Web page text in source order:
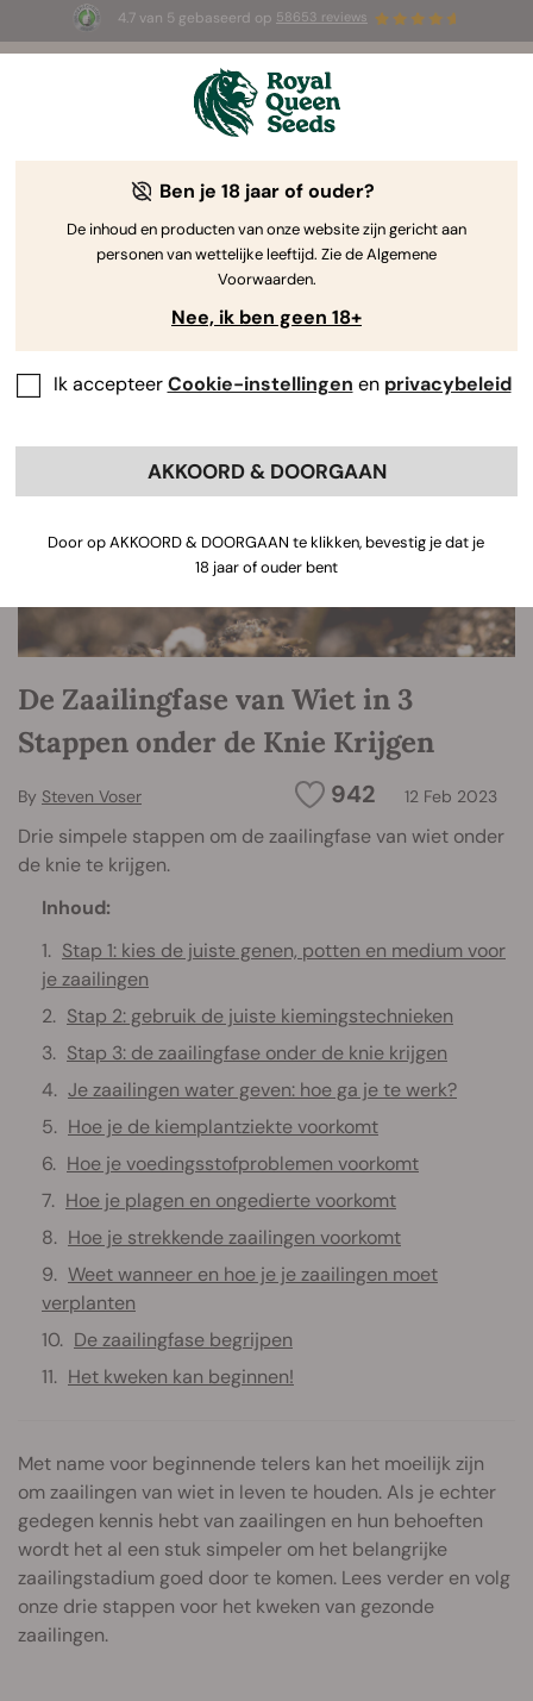
4.7 van 5 gebaseerd op 58653 reviews
1+1 GRATIS- Tijdelijke aanbieding
2d 14h 38m 46s
De Kweekgids Voor Cannabis door Royal Queen Seeds
Grow Guide Zoekmachine
De Zaailingfase van Wiet in 3
Stappen onder de Knie Krijgen
942 12 Feb 2023
By Steven Voser
Drie simpele stappen om de zaailingfase van wiet onder
de knie te krijgen.
Inhoud:
Stap 1: kies de juiste genen, potten en medium voor
je zaailingen
Stap 2: gebruik de juiste kiemingstechnieken
Stap 3: de zaailingfase onder de knie krijgen
Je zaailingen water geven: hoe ga je te werk?
Hoe je de kiemplantziekte voorkomt
Hoe je voedingsstofproblemen voorkomt
Hoe je plagen en ongedierte voorkomt
Hoe je strekkende zaailingen voorkomt
Weet wanneer en hoe je je zaailingen moet
verplanten
De zaailingfase begrijpen
Het kweken kan beginnen!
Met name voor beginnende telers kan het moeilijk zijn
om zaailingen van wiet in leven te houden. Als je echter
gedegen kennis hebt van zaailingen en hun behoeften
wordt het al een stuk simpeler om het belangrijke
zaailingstadium goed door te komen. Lees verder en volg
onze drie stappen voor het kweken van gezonde
zaailingen.
Ben je 18 jaar of ouder?
De inhoud en producten van onze website zijn gericht aan
personen van wettelijke leeftijd. Zie de Algemene
Voorwaarden.
Nee, ik ben geen 18+
Ik accepteerCookie-instellingen en privacybeleid
AKKOORD & DOORGAAN
Door op AKKOORD & DOORGAAN te klikken, bevestig je dat je
18 jaar of ouder bent